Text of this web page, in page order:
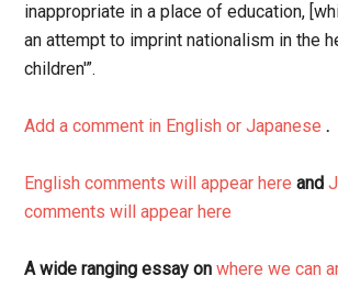
inappropriate in a place of education,
an attempt to imprint nationalism in the
children'”.
Add a comment in English or Japanese.
English comments will appear here and
comments will appear here
A wide ranging essay onwhere we can